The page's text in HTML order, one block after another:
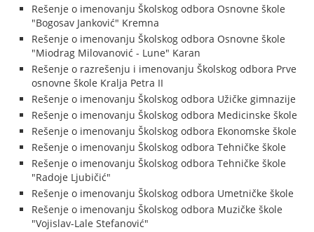
Rešenje o imenovanju Školskog odbora Osnovne škole
"Bogosav Janković" Kremna
Rešenje o imenovanju Školskog odbora Osnovne škole
"Miodrag Milovanović - Lune" Karan
Rešenje o razrešenju i imenovanju Školskog odbora Prve
osnovne škole Kralja Petra II
Rešenje o imenovanju Školskog odbora Užičke gimnazije
Rešenje o imenovanju Školskog odbora Medicinske škole
Rešenje o imenovanju Školskog odbora Ekonomske škole
Rešenje o imenovanju Školskog odbora Tehničke škole
Rešenje o imenovanju Školskog odbora Tehničke škole
"Radoje Ljubičić"
Rešenje o imenovanju Školskog odbora Umetničke škole
Rešenje o imenovanju Školskog odbora Muzičke škole
"Vojislav-Lale Stefanović"